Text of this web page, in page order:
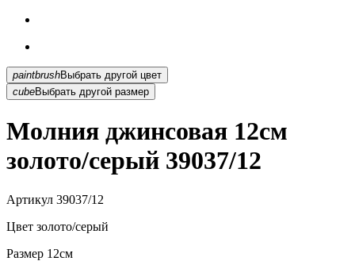
paintbrush
Выбрать другой цвет
cubeВыбрать другой размер
Молния джинсовая 12см
золото/серый 39037/12
Артикул 39037/12
Цвет золото/серый
Размер 12см